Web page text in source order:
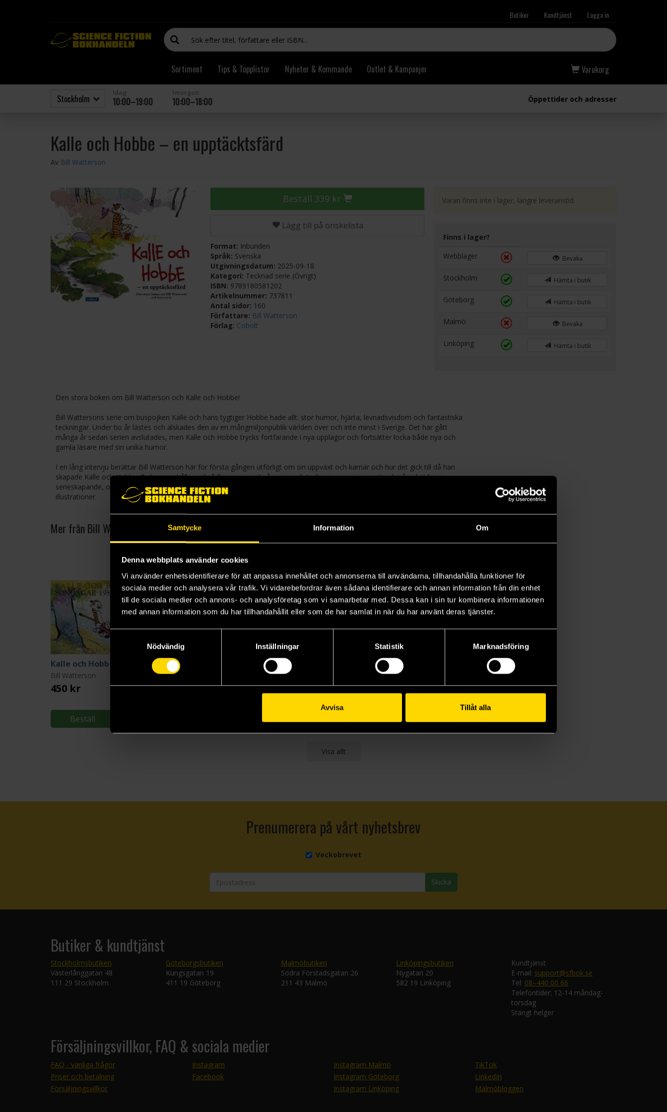
Samtycke Information Om
Denna webbplats använder cookies
Vi använder enhetsidentifierare för att anpassa innehållet och annonserna till användarna, tillhandahålla funktioner för
sociala medier och analysera vår trafik. Vi vidarebefordrar även sådana identifierare och annan information från din enhet
till de sociala medier och annons- och analysföretag som vi samarbetar med. Dessa kan i sin tur kombinera informationen
med annan information som du har tillhandahållit eller som de har samlat in när du har använt deras tjänster.
Nödvändig
Inställningar Statistik Marknadsföring
Avvisa Tillåt alla
Butiker Kundtjänst Logga in
Sortiment Tips & Topplistor Nyheter & Kommande Outlet & Kampanjer Varukorg
10:00–19:00 10:00–18:00 Öppettider och adresser
Kalle och Hobbe – en upptäcktsfärd
Av Bill Watterson
Beställ 339 kr
Lägg till på önskelista
Format: Inbunden
Språk: Svenska
Utgivningsdatum: 2025-09-18
Kategori: Tecknad serie (Övrigt)
ISBN: 9789180581202
Artikelnummer: 737811
Antal sidor: 160
Författare: Bill Watterson
Förlag: Cobolt
Varan finns inte i lager, längre leveranstid.
Finns i lager?
Webblager
Bevaka
Stockholm Hämta i butik
Göteborg Hämta i butik
Malmö Bevaka
Linköping Hämta i butik
Den stora boken om Bill Watterson och Kalle och Hobbe!
Bill Wattersons serie om buspojken Kalle och hans tygtiger Hobbe hade allt: stor humor, hjärta, levnadsvisdom och fantastiska
teckningar. Under tio år lästes och älskades den av en mångmiljonpublik världen över och inte minst i Sverige. Det har gått
många år sedan serien avslutades, men Kalle och Hobbe trycks fortfarande i nya upplagor och fortsätter locka både nya och
gamla läsare med sin unika humor.
I en lång intervju berättar Bill Watterson här för första gången utförligt om sin uppväxt och karriär och hur det gick till då han
skapade Kalle och Hobbe. Boken innehåller också flera exempel på serier och tecknare som inspirerat och påverkat hans
serieskapande, och sist men inte minst ett hundratal sidor med utvalda och representativa Kalle och Hobbe-serier och
illustrationer.
Mer från Bill Watterson
Bill Watterson
450 kr
Beställ
The Mysteries
Bill Watterson
229 kr
Bill Watterson
259 kr
Beställ
Bill Watterson
259 kr
Visa allt
Prenumerera på vårt nyhetsbrev
Veckobrevet
Skicka
Butiker & kundtjänst
Stockholmsbutiken
Västerlånggatan 48
111 29 Stockholm
Göteborgsbutiken
Kungsgatan 19
411 19 Göteborg
Malmöbutiken
Södra Förstadsgatan 26
211 43 Malmö
Linköpingsbutiken
Nygatan 20
582 19 Linköping
Kundtjänst
E-mail: support@sfbok.se
Tel: 08–440 00 66
Telefontider: 12-14 måndag-
torsdag
Stängt helger
Försäljningsvillkor, FAQ & sociala medier
FAQ - vanliga frågor
Priser och betalning
Försäljningsvillkor
Instagram
Facebook
Instagram Malmö
Instagram Göteborg
Instagram Linköping
TikTok
LinkedIn
Malmöbloggen